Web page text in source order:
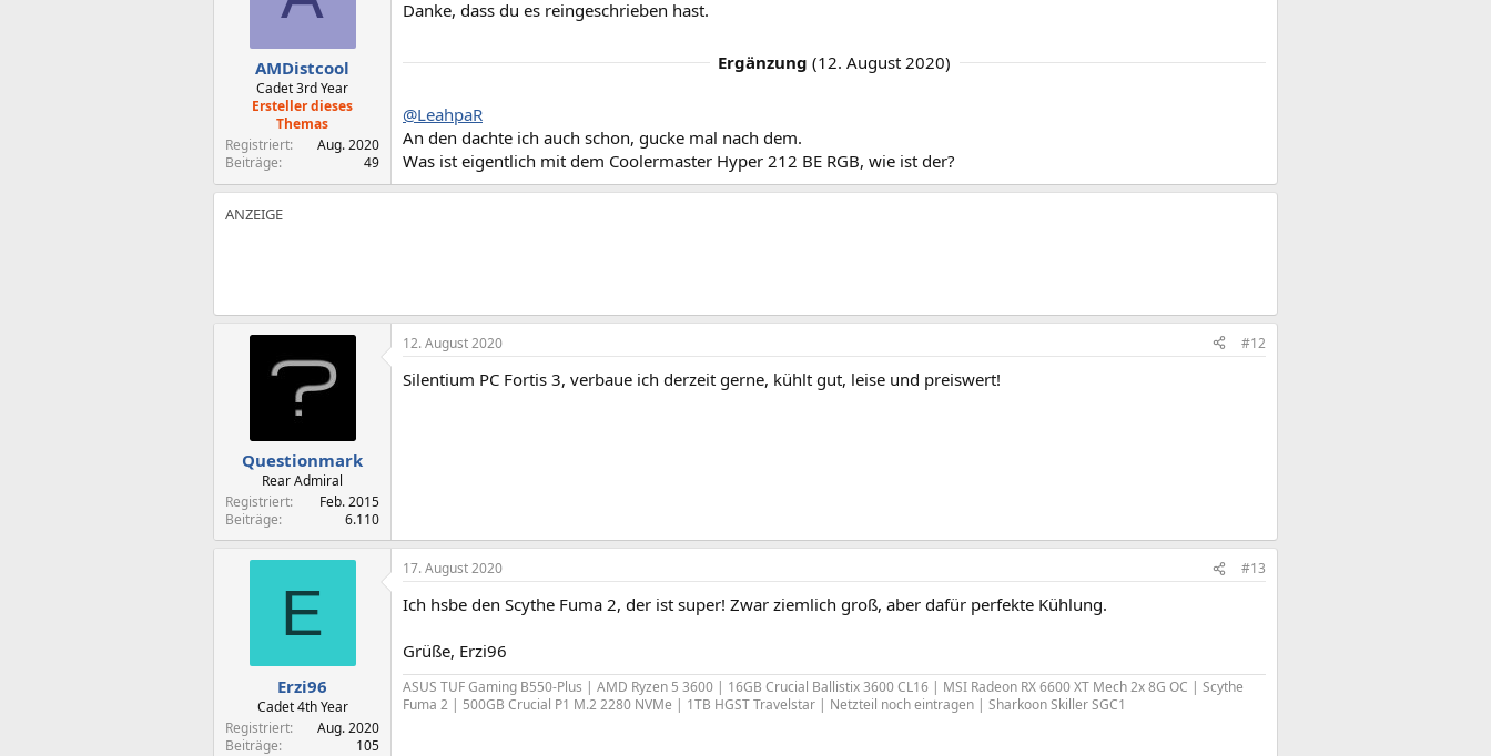
AMDistcool
Cadet 3rd Year
Ersteller dieses
Themas
Registriert
Aug. 2020
Beiträge
49
Danke, dass du es reingeschrieben hast.
Ergänzung (12. August 2020)
@LeahpaR
An den dachte ich auch schon, gucke mal nach dem.
Was ist eigentlich mit dem Coolermaster Hyper 212 BE RGB, wie ist der?
Questionmark
Rear Admiral
Registriert
Feb. 2015
Beiträge
6.110
12. August 2020 #12
Silentium PC Fortis 3, verbaue ich derzeit gerne, kühlt gut, leise und preiswert!
E
Erzi96
Cadet 4th Year
Registriert
Aug. 2020
Beiträge
105
17. August 2020 #13
Ich hsbe den Scythe Fuma 2, der ist super! Zwar ziemlich groß, aber dafür perfekte Kühlung.
Grüße, Erzi96
ASUS TUF Gaming B550-Plus | AMD Ryzen 5 3600 | 16GB Crucial Ballistix 3600 CL16 | MSI Radeon RX 6600 XT Mech 2x 8G OC | Scythe
Fuma 2 | 500GB Crucial P1 M.2 2280 NVMe | 1TB HGST Travelstar | Netzteil noch eintragen | Sharkoon Skiller SGC1